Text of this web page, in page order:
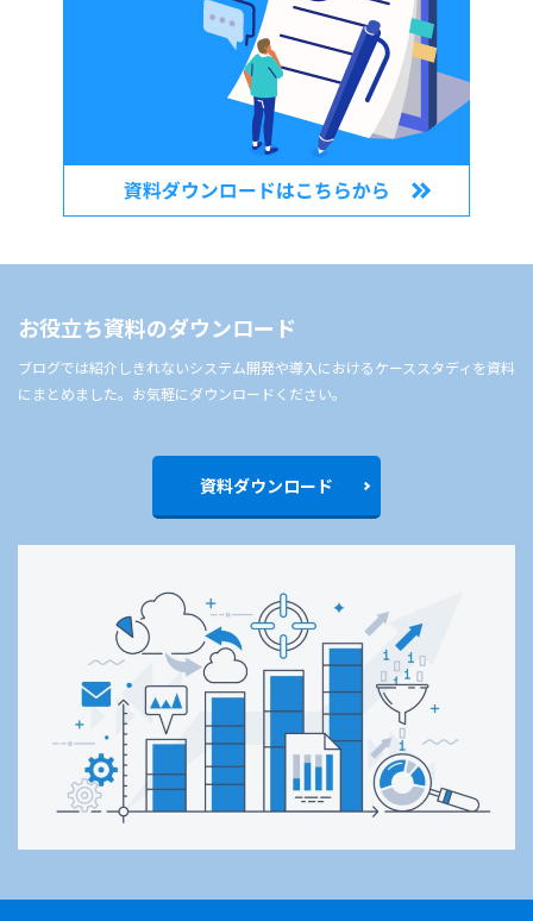
お役立ち資料のダウンロード
ブログでは紹介しきれないシステム開発や導入におけるケーススタディを資料
にまとめました。お気軽にダウンロードください。
資料ダウンロード